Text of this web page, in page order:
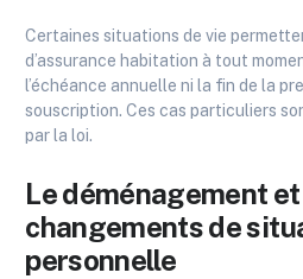
Certaines situations de vie
d’assurance habitation à tout
l’échéance annuelle ni la fin de la
souscription. Ces cas particuliers
par la loi.
Le déménagement
changements de
personnelle